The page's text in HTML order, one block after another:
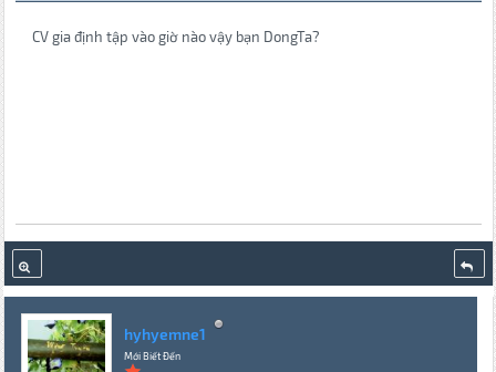
CV gia định tập vào giờ nào vậy bạn DongTa?
hyhyemne1
Mới Biết Đến